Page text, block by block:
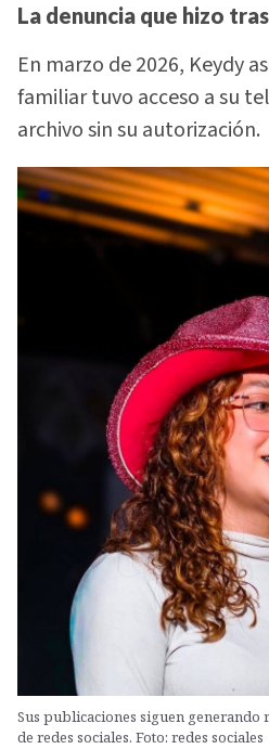
La denuncia que hizo
En marzo de 2026, Keydy
familiar tuvo acceso a su
archivo sin su autorización.
Sus publicaciones siguen generando
de redes sociales. Foto: redes sociales